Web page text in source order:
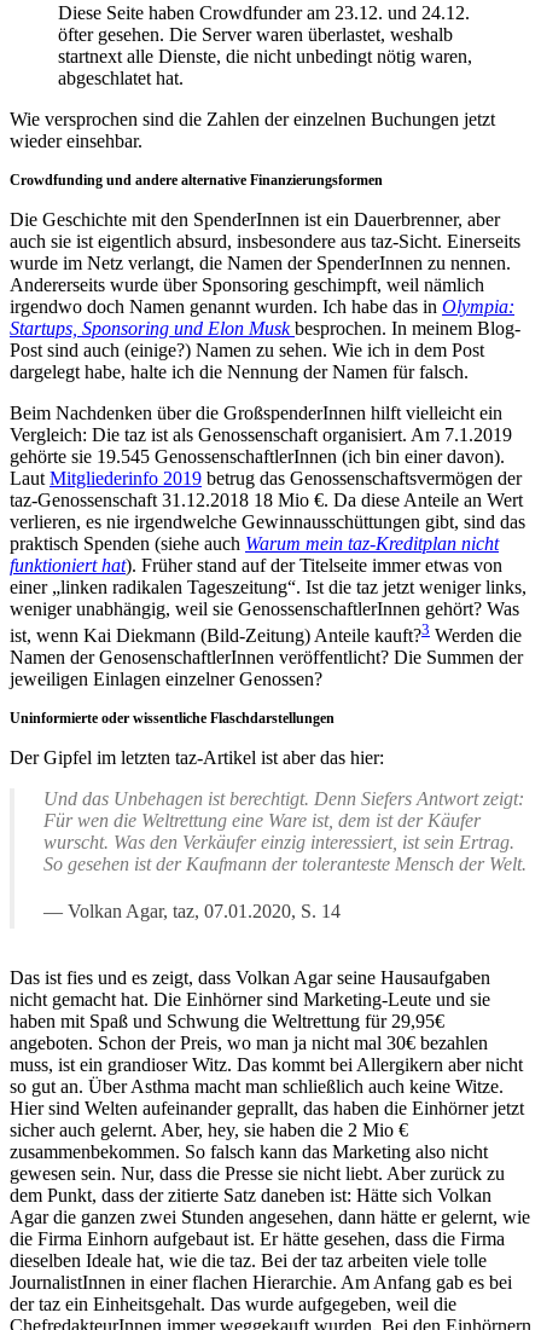
Diese Seite haben Crowdfunder am 23.12. und 24.12.
öfter gesehen. Die Server waren überlastet, weshalb
startnext alle Dienste, die nicht unbedingt nötig waren,
abgeschlatet hat.
Wie versprochen sind die Zahlen der einzelnen Buchungen jetzt
wieder einsehbar.
Crowdfunding und andere alternative Finanzierungsformen
Die Geschichte mit den SpenderInnen ist ein Dauerbrenner, aber
auch sie ist eigentlich absurd, insbesondere aus taz-Sicht. Einerseits
wurde im Netz verlangt, die Namen der SpenderInnen zu nennen.
Andererseits wurde über Sponsoring geschimpft, weil nämlich
irgendwo doch Namen genannt wurden. Ich habe das in Olympia:
Startups, Sponsoring und Elon Muskbesprochen. In meinem Blog-
Post sind auch (einige?) Namen zu sehen. Wie ich in dem Post
dargelegt habe, halte ich die Nennung der Namen für falsch.
Beim Nachdenken über die GroßspenderInnen hilft vielleicht ein
Vergleich: Die taz ist als Genossenschaft organisiert. Am 7.1.2019
gehörte sie 19.545 GenossenschaftlerInnen (ich bin einer davon).
Laut Mitgliederinfo 2019 betrug das Genossenschaftsvermögen der
taz-Genossenschaft 31.12.2018 18 Mio €. Da diese Anteile an Wert
verlieren, es nie irgendwelche Gewinnausschüttungen gibt, sind das
praktisch Spenden (siehe auch Warum mein taz-Kreditplan nicht
funktioniert hat). Früher stand auf der Titelseite immer etwas von
einer „linken radikalen Tageszeitung“. Ist die taz jetzt weniger links,
weniger unabhängig, weil sie GenossenschaftlerInnen gehört? Was
ist, wenn Kai Diekmann (Bild-Zeitung) Anteile kauft?3 Werden die
Namen der GenosenschaftlerInnen veröffentlicht? Die Summen der
jeweiligen Einlagen einzelner Genossen?
Uninformierte oder wissentliche Flaschdarstellungen
Der Gipfel im letzten taz-Artikel ist aber das hier:
Und das Unbehagen ist berechtigt. Denn Siefers Antwort zeigt:
Für wen die Weltrettung eine Ware ist, dem ist der Käufer
wurscht. Was den Verkäufer einzig interessiert, ist sein Ertrag.
So gesehen ist der Kaufmann der toleranteste Mensch der Welt.
Volkan Agar, taz, 07.01.2020, S. 14
Das ist fies und es zeigt, dass Volkan Agar seine Hausaufgaben
nicht gemacht hat. Die Einhörner sind Marketing-Leute und sie
haben mit Spaß und Schwung die Weltrettung für 29,95€
angeboten. Schon der Preis, wo man ja nicht mal 30€ bezahlen
muss, ist ein grandioser Witz. Das kommt bei Allergikern aber nicht
so gut an. Über Asthma macht man schließlich auch keine Witze.
Hier sind Welten aufeinander geprallt, das haben die Einhörner jetzt
sicher auch gelernt. Aber, hey, sie haben die 2 Mio €
zusammenbekommen. So falsch kann das Marketing also nicht
gewesen sein. Nur, dass die Presse sie nicht liebt. Aber zurück zu
dem Punkt, dass der zitierte Satz daneben ist: Hätte sich Volkan
Agar die ganzen zwei Stunden angesehen, dann hätte er gelernt, wie
die Firma Einhorn aufgebaut ist. Er hätte gesehen, dass die Firma
dieselben Ideale hat, wie die taz. Bei der taz arbeiten viele tolle
JournalistInnen in einer flachen Hierarchie. Am Anfang gab es bei
der taz ein Einheitsgehalt. Das wurde aufgegeben, weil die
ChefredakteurInnen immer weggekauft wurden. Bei den Einhörnern